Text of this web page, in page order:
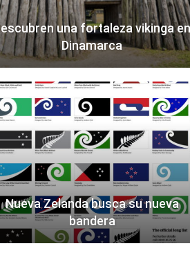
una fortaleza vikinga
Dinamarca
Nueva Zelanda busca su nueva
bandera